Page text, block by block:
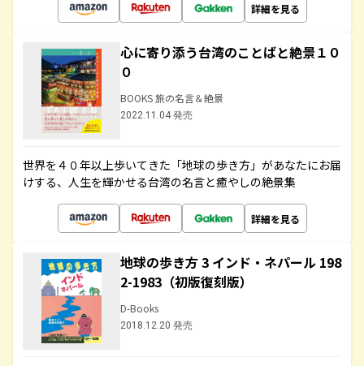
詳細を見る
心に寄り添う台湾のことばと絶景１０
０
BOOKS 旅の名言＆絶景
2022.11.04 発売
世界を４０年以上歩いてきた「地球の歩き方」があなたにお届
けする、人生を輝かせる台湾の名言と癒やしの絶景集
詳細を見る
地球の歩き方 3 インド・ネパール 198
2-1983（初版復刻版）
D-Books
2018.12.20 発売